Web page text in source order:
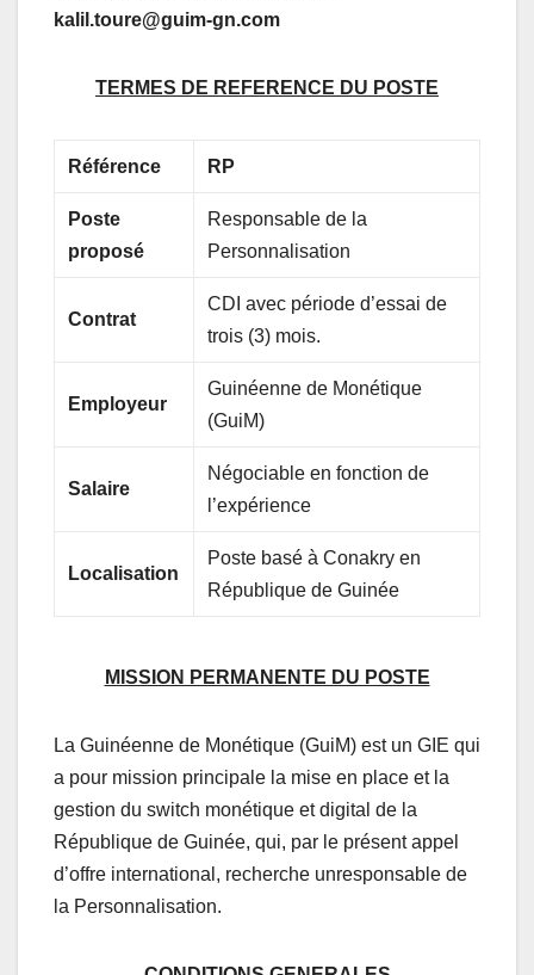
kalil.toure@guim-gn.com
TERMES DE REFERENCE DU POSTE
Référence RP
Poste
proposé
Responsable de la
Personnalisation
Contrat
CDI avec période d’essai de
trois (3) mois.
Employeur
Guinéenne de Monétique
(GuiM)
Salaire
Négociable en fonction de
l’expérience
Localisation
Poste basé à Conakry en
République de Guinée
MISSION PERMANENTE DU POSTE
La Guinéenne de Monétique (GuiM) est un GIE qui
a pour mission principale la mise en place et la
gestion du switch monétique et digital de la
République de Guinée, qui, par le présent appel
d’offre international, recherche unresponsable de
la Personnalisation.